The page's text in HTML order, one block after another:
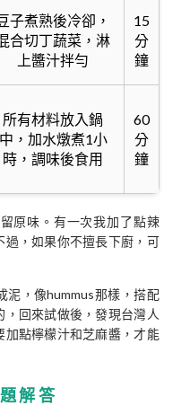
子煮熟後冷卻，
合切丁蔬菜，淋
上醬汁拌勻
15
分
鐘
所有材料放入鍋
中，加水燉煮1小
時，調味後食用
60
分
鐘
原味。有一次我加了點辣
，如果你不擅長下廚，可
泥，像hummus那樣，搭配
回來試做後，發現台灣人
點檸檬汁和芝麻醬，才能
解答